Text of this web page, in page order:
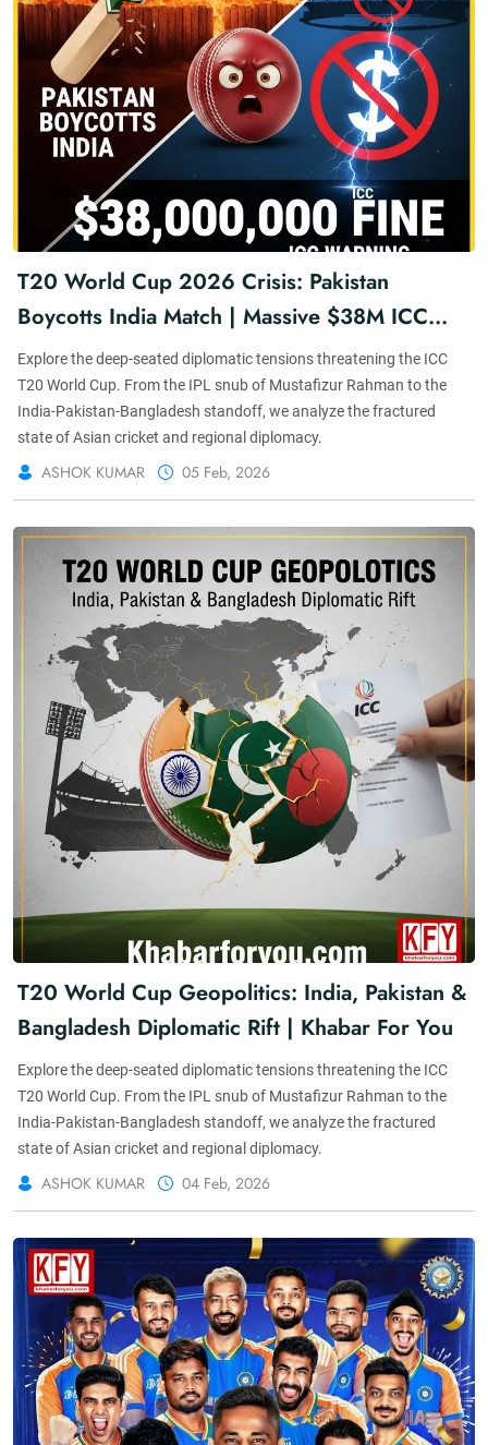
T20 World Cup 2026 Crisis: Pakistan
Boycotts India Match | Massive $38M ICC
Fine?
Explore the deep-seated diplomatic tensions threatening the ICC
T20 World Cup. From the IPL snub of Mustafizur Rahman to the
India-Pakistan-Bangladesh standoff, we analyze the fractured
state of Asian cricket and regional diplomacy.
ASHOK KUMAR 05 Feb, 2026
T20 World Cup Geopolitics: India, Pakistan &
Bangladesh Diplomatic Rift | Khabar For You
Explore the deep-seated diplomatic tensions threatening the ICC
T20 World Cup. From the IPL snub of Mustafizur Rahman to the
India-Pakistan-Bangladesh standoff, we analyze the fractured
state of Asian cricket and regional diplomacy.
ASHOK KUMAR 04 Feb, 2026